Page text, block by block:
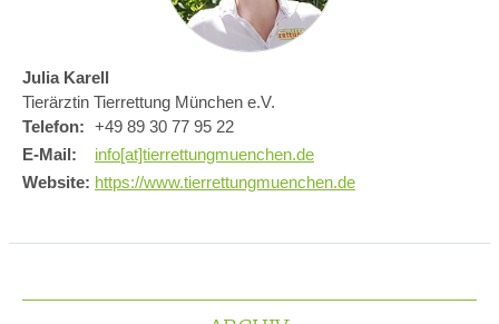
Julia Karell
Tierärztin Tierrettung München e.V.
Telefon: +49 89 30 77 95 22
E-Mail:
info[at]tierrettungmuenchen.de
Website: https://www.tierrettungmuenchen.de